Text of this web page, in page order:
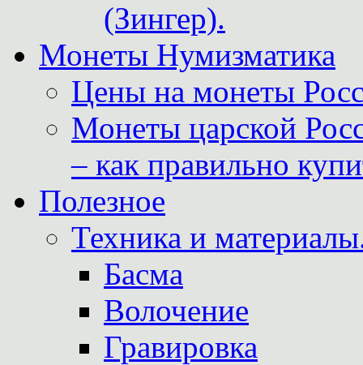
(Зингер).
Монеты Нумизматика
Цены на монеты
Монеты царской
– как правильно
Полезное
Техника и
Басма
Волочение
Гравировка